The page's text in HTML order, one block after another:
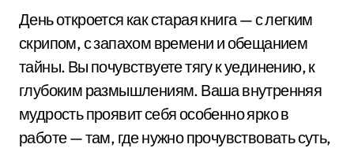
День откроется как старая книга — с легким
скрипом, с запахом времени и обещанием
тайны. Вы почувствуете тягу к уединению, к
глубоким размышлениям. Ваша внутренняя
мудрость проявит себя особенно ярко в
работе — там, где нужно прочувствовать суть,